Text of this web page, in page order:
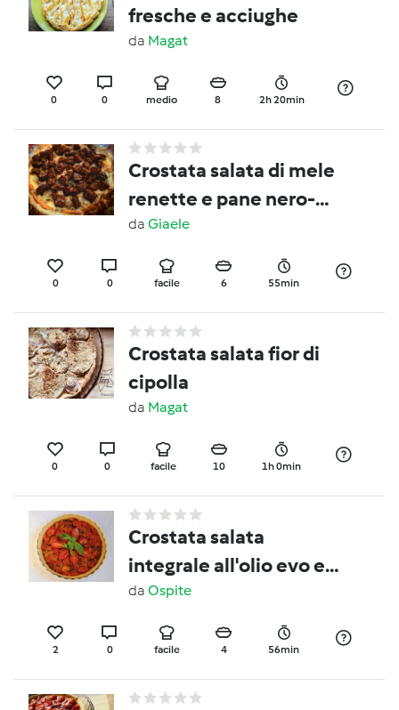
fresche e acciughe
da Magat
0 0 medio 8 2h 20min
Crostata salata di mele
renette e pane nero-
CONTEST PICNIC
da Giaele
0 0 facile 6 55min
Crostata salata fior di
cipolla
da Magat
0 0 facile 10 1h 0min
Crostata salata
integrale all'olio evo e
vino con pomodorini
canditi
da Ospite
2 0 facile 4 56min